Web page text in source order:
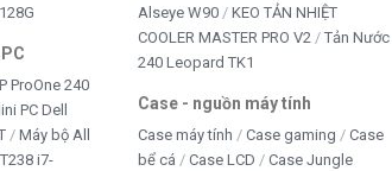
ProOne 240
PC Dell
Máy bộ All
i7-
Alseye W90
KEO TẢN NHIỆT
COOLER MASTER PRO V2
Tản Nước
240 Leopard TK1
Case - nguồn máy tính
Case máy tính Case gaming
Case
bể cá
Case LCD
Case Jungle